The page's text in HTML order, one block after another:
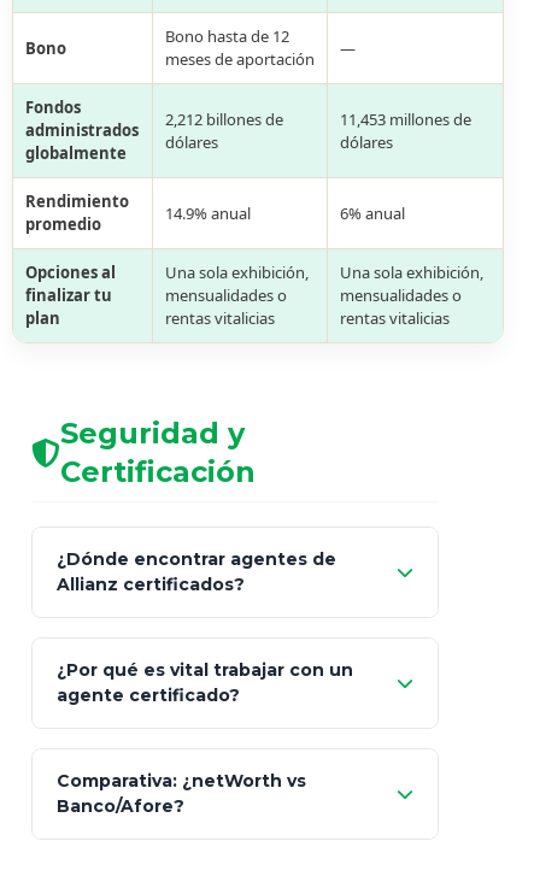
Bono
Bono hasta de 12
meses de aportación
—
Fondos
administrados
globalmente
2,212 billones de
dólares
11,453 millones de
dólares
Rendimiento
promedio
14.9% anual 6% anual
Opciones al
finalizar tu
plan
Una sola exhibición,
mensualidades o
rentas vitalicias
Una sola exhibición,
mensualidades o
rentas vitalicias
Seguridad y
Certificación
¿Dónde encontrar agentes de
Allianz certificados?
Seguros y Fianzas (CNSF)
netWorth
¿Por qué es vital trabajar con un
agente certificado?
consultor técnico
legalmente facultado
Comparativa: ¿netWorth vs
Banco/Afore?